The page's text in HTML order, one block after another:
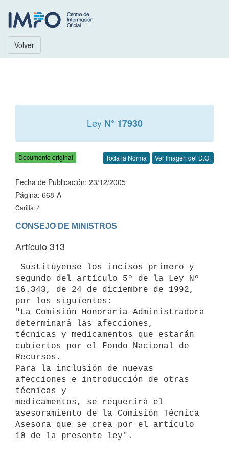
Volver
Ley N° 17930
Documento original Toda la Norma Ver Imagen del D.O.
Fecha de Publicación: 23/12/2005
Página: 668-A
Carilla: 4
CONSEJO DE MINISTROS
Artículo 313
segundo del artículo 5º de la Ley Nº
16.343, de 24 de diciembre de 1992,
por los siguientes:
"La Comisión Honoraria Administradora
determinará las afecciones,
técnicas y medicamentos que estarán
cubiertos por el Fondo Nacional de
Recursos.
Para la inclusión de nuevas
afecciones e introducción de otras
técnicas y
medicamentos, se requerirá el
asesoramiento de la Comisión Técnica
Asesora que se crea por el artículo
10 de la presente ley".